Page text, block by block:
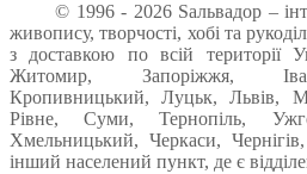
© 1996 - 2026 Sальвадор –
живопису, творчості, хобі та
з доставкою по всій території
Житомир, Запоріжжя,
Кропивницький, Луцьк, Львів,
Рівне, Суми, Тернопіль,
Хмельницький, Черкаси,
інший населений пункт, де є